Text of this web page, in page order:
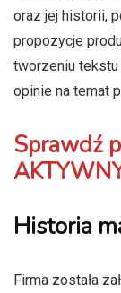
oraz jej historii,
propozycje
tworzeniu tekstu
opinie na temat
Sprawdź
Historia
Firma została